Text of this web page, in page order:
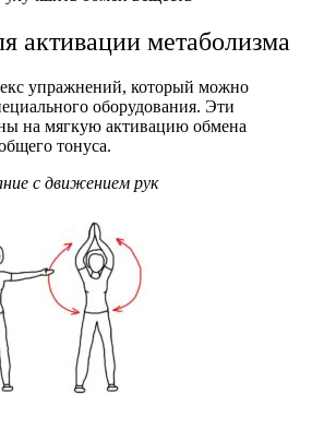
активации метаболизма
упражнений, который можно
оборудования. Эти
на мягкую активацию обмена
тонуса.
с движением рук